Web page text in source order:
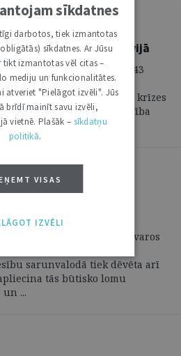
Eiropā un Latvijā
nekā 400 juristu no 43
kā (un varbūt arī vai)
Eiropas tiesības dažādās krīzes
Starptautisko tiesību biedrība
un Latvijas
(turpmāk – ANO) ietvaros
(International Court of
sarunvalodā tiek dēvēta arī
tās būtisko lomu
...
sīkdatnes
darbotos, tiek izmantotas
sīkdatnes. Ar Jūsu
tikt izmantotas vēl citas –
mediju un funkcionalitātes.
atveriet "Pielāgot izvēli". Jūs
brīdī mainīt savu izvēli,
vietnē. Plašāk – sīkdatņu
politikā.
VISAS
IZVĒLI